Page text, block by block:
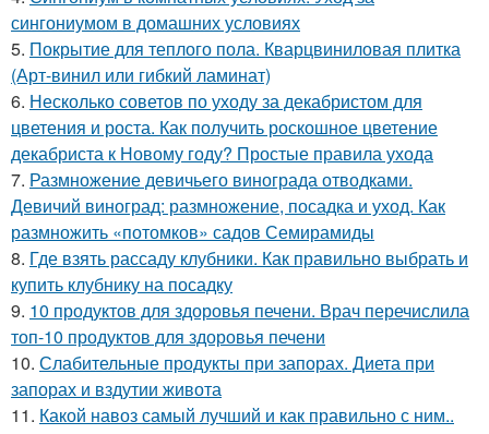
сингониумом в домашних условиях
5. Покрытие для теплого пола. Кварцвиниловая плитка
(Арт-винил или гибкий ламинат)
6. Несколько советов по уходу за декабристом для
цветения и роста. Как получить роскошное цветение
декабриста к Новому году? Простые правила ухода
7. Размножение девичьего винограда отводками.
Девичий виноград: размножение, посадка и уход. Как
размножить «потомков» садов Семирамиды
8. Где взять рассаду клубники. Как правильно выбрать и
купить клубнику на посадку
9. 10 продуктов для здоровья печени. Врач перечислила
топ-10 продуктов для здоровья печени
10. Слабительные продукты при запорах. Диета при
запорах и вздутии живота
11. Какой навоз самый лучший и как правильно с ним..